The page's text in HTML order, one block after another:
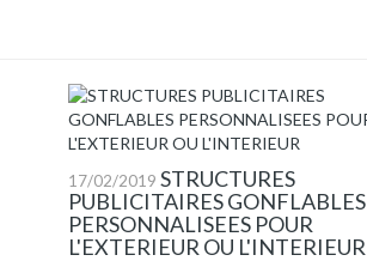
17/02/2019 STRUCTURES
PUBLICITAIRES GONFLABLES
PERSONNALISEES POUR
L'EXTERIEUR OU L'INTERIEUR